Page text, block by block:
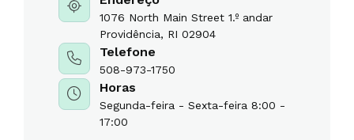
1076 North Main Street 1.º andar
Providência, RI 02904
Telefone
508-973-1750
Horas
Segunda-feira - Sexta-feira 8:00 -
17:00